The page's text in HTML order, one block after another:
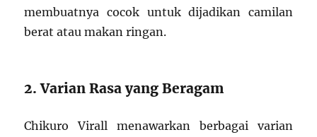
membuatnya cocok untuk dijadikan camilan
berat atau makan ringan.
2. Varian Rasa yang Beragam
Chikuro Virall menawarkan berbagai varian